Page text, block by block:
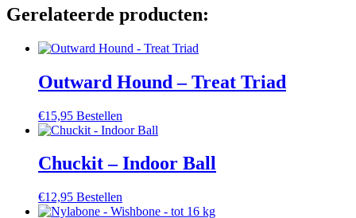
heeft
meerdere
Deze
kan
gekozen
op
de
Gerelateerde producten:
Outward Hound – Treat Triad
€15,95 Bestellen
Chuckit – Indoor Ball
€12,95 Bestellen